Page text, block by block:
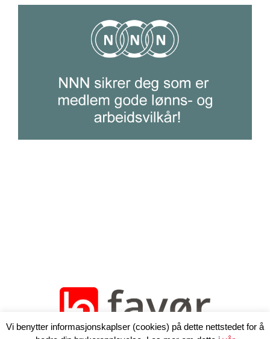
Vi benytter informasjonskaplser (cookies) på dette nettstedet for å